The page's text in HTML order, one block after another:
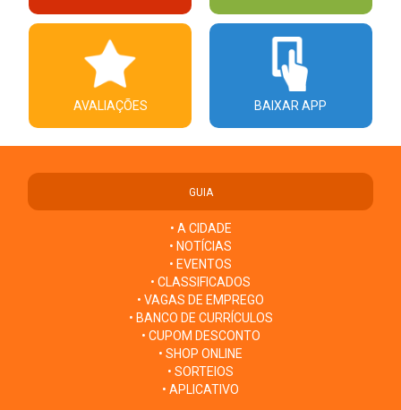
AVALIAÇÕES BAIXAR APP
GUIA
• A CIDADE
• NOTÍCIAS
• EVENTOS
• CLASSIFICADOS
• VAGAS DE EMPREGO
• BANCO DE CURRÍCULOS
• CUPOM DESCONTO
• SHOP ONLINE
• SORTEIOS
• APLICATIVO